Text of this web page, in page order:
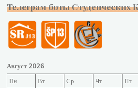
Телеграм боты Студенческих
Август 2026
Пн
Вт Ср Чт Пт